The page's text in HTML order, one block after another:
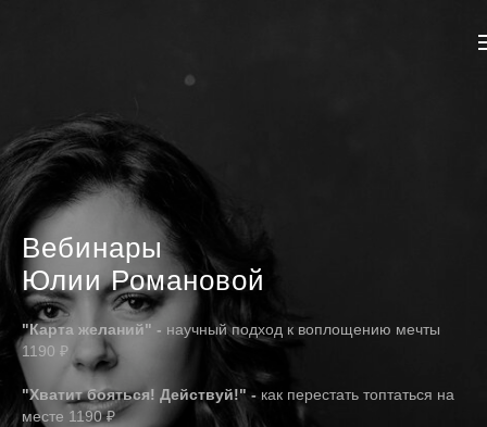
Вебинары
Юлии Романовой
"Карта желаний" - научный подход к воплощению мечты
1190 ₽
"Хватит бояться! Действуй!" - как перестать топтаться на
месте 1190 ₽